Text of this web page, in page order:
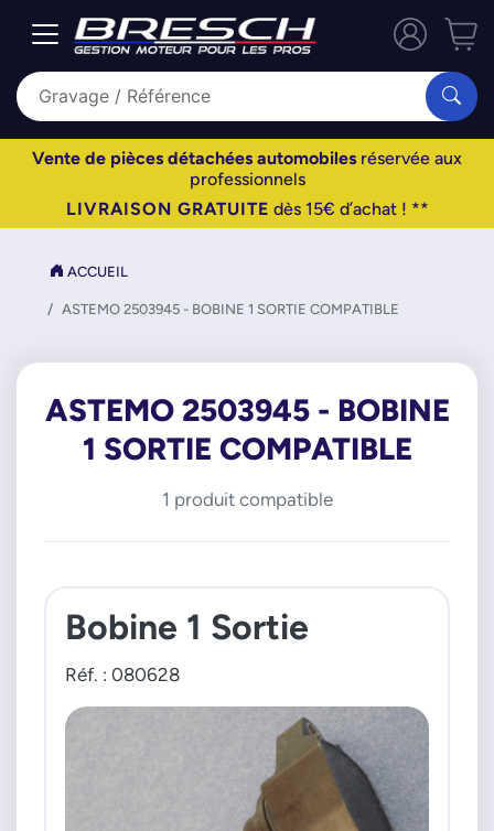
Vente de pièces détachées automobiles réservée aux
professionnels
LIVRAISON GRATUITE dès 15€ d’achat ! **
ACCUEIL
ASTEMO 2503945 - BOBINE 1 SORTIE COMPATIBLE
ASTEMO 2503945 - BOBINE
1 SORTIE COMPATIBLE
1 produit compatible
Bobine 1 Sortie
Réf. : 080628